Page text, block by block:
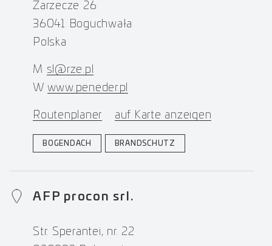
Zarzecze 26
36041 Boguchwała
Polska
M sl@rze.pl
W www.peneder.pl
Routenplaner auf Karte anzeigen
BOGENDACH BRANDSCHUTZ
AFP procon srl.
Str. Sperantei, nr. 22